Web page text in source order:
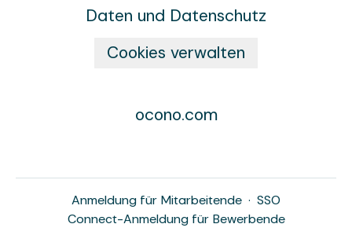
Daten und Datenschutz
Cookies verwalten
ocono.com
Anmeldung für Mitarbeitende · SSO
Connect-Anmeldung für Bewerbende